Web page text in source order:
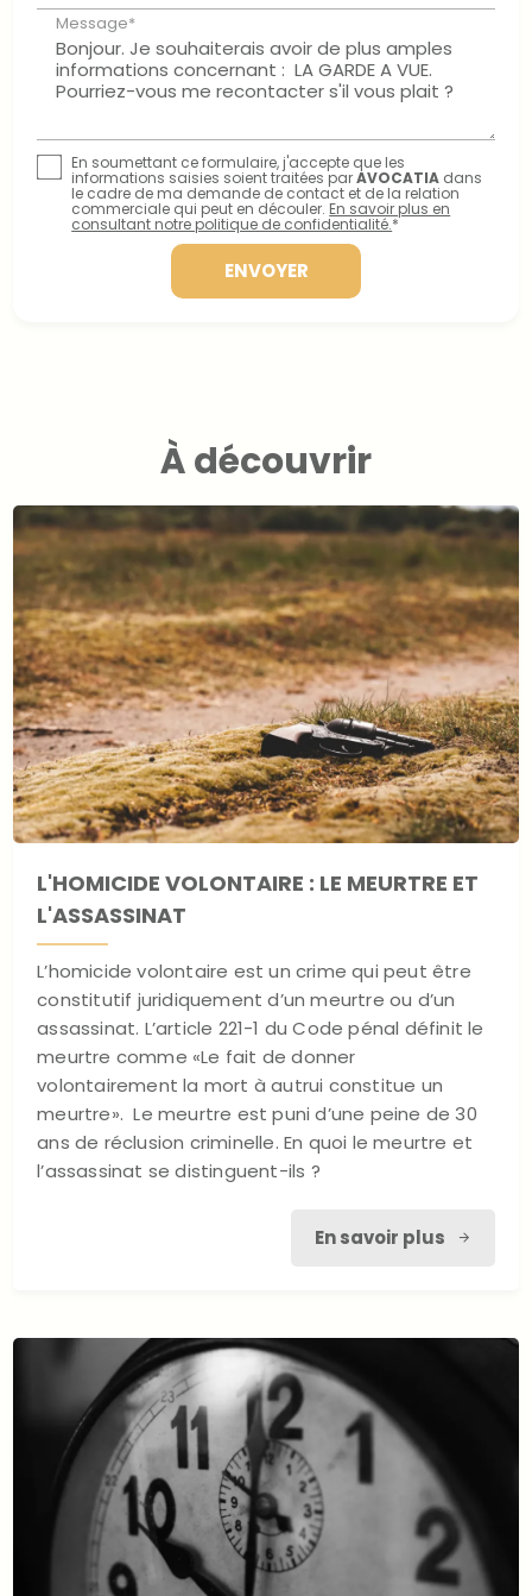
Message*
En soumettant ce formulaire, j'accepte que les
informations saisies soient traitées parAVOCATIA dans
le cadre de ma demande de contact et de la relation
commerciale qui peut en découler. En savoir plus en
consultant notre politique de confidentialité.*
À découvrir
L'HOMICIDE VOLONTAIRE : LE MEURTRE ET
L'ASSASSINAT
L’homicide volontaire est un crime qui peut être
constitutif juridiquement d’un meurtre ou d’un
assassinat. L’article 221-1 du Code pénal définit le
meurtre comme «Le fait de donner
volontairement la mort à autrui constitue un
meurtre». Le meurtre est puni d’une peine de 30
ans de réclusion criminelle. En quoi le meurtre et
l’assassinat se distinguent-ils ?
En savoir plus